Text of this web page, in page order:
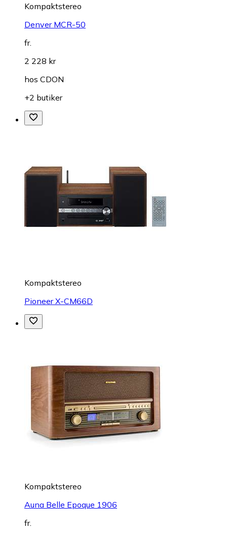
Kompaktstereo
Denver MCR-50
fr.
2 228 kr
hos CDON
+2 butiker
Kompaktstereo
Pioneer X-CM66D
Kompaktstereo
Auna Belle Epoque 1906
fr.